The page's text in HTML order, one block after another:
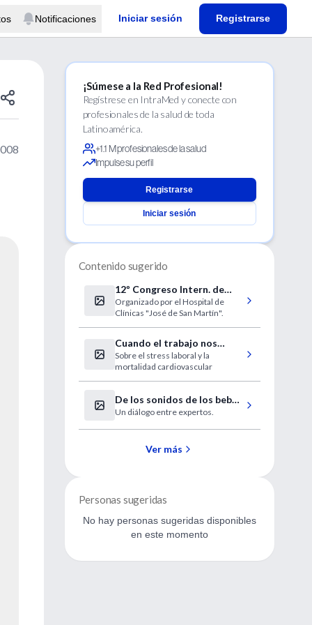
Notificaciones Iniciar sesión Registrarse
¡Súmese a la Red Profesional!
Regístrese en IntraMed y conecte con
profesionales de la salud de toda
Latinoamérica.
+1.1 M profesionales de la salud
Impulse su perfil
Registrarse
Iniciar sesión
Contenido sugerido
12º Congreso Intern. de
Medicina Interna del
Hospital de Clínicas
Organizado por el Hospital de
Clínicas "José de San Martín".
Cuando el trabajo nos
“come” la vida
Sobre el stress laboral y la
mortalidad cardiovascular
De los sonidos de los bebés
al lenguaje como parche
evolutivo
Un diálogo entre expertos.
Ver más
Personas sugeridas
No hay personas sugeridas disponibles
en este momento